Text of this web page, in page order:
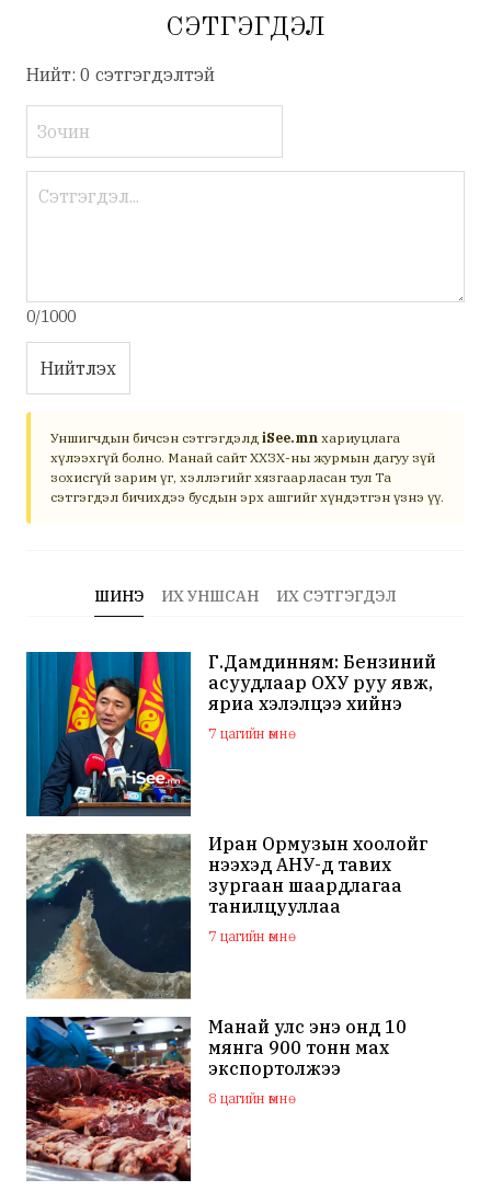
СЭТГЭГДЭЛ
Нийт: 0 сэтгэгдэлтэй
0/1000
Нийтлэх
Уншигчдын бичсэн сэтгэгдэлд iSee.mn хариуцлага
хүлээхгүй болно. Манай сайт ХХЗХ-ны журмын дагуу зүй
зохисгүй зарим үг, хэллэгийг хязгаарласан тул Та
сэтгэгдэл бичихдээ бусдын эрх ашгийг хүндэтгэн үзнэ үү.
ШИНЭ ИХ УНШСАН ИХ СЭТГЭГДЭЛ
Г.Дамдинням: Бензиний
асуудлаар ОХУ руу явж,
яриа хэлэлцээ хийнэ
7 цагийн өмнө
Иран Ормузын хоолойг
нээхэд АНУ-д тавих
зургаан шаардлагаа
танилцууллаа
7 цагийн өмнө
Манай улс энэ онд 10
мянга 900 тонн мах
экспортолжээ
8 цагийн өмнө